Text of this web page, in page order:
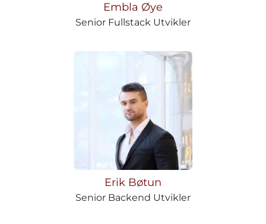
Embla Øye
Senior Fullstack Utvikler
Erik Bøtun
Senior Backend Utvikler